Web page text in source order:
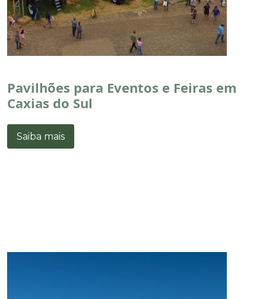
Pavilhões para Eventos e Feiras em
Caxias do Sul
Saiba mais